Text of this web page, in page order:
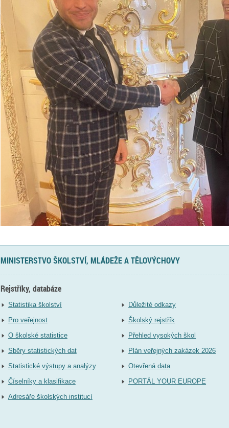
MINISTERSTVO ŠKOLSTVÍ, MLÁDEŽE A TĚLOVÝCHOVY
Rejstříky, databáze
Statistika školství
Pro veřejnost
O školské statistice
Sběry statistických dat
Statistické výstupy a analýzy
Číselníky a klasifikace
Adresáře školských institucí
Důležité odkazy
Školský rejstřík
Přehled vysokých škol
Plán veřejných zakázek 2026
Otevřená data
PORTÁL YOUR EUROPE